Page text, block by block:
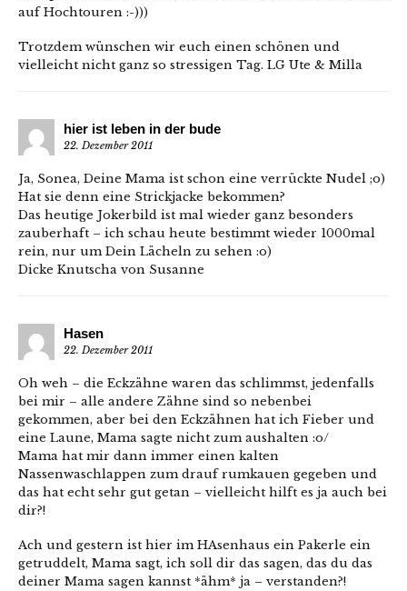
auf Hochtouren :-)))
Trotzdem wünschen wir euch einen schönen und
vielleicht nicht ganz so stressigen Tag. LG Ute & Milla
hier ist leben in der bude
22. Dezember 2011
Ja, Sonea, Deine Mama ist schon eine verrückte Nudel ;o)
Hat sie denn eine Strickjacke bekommen?
Das heutige Jokerbild ist mal wieder ganz besonders
zauberhaft – ich schau heute bestimmt wieder 1000mal
rein, nur um Dein Lächeln zu sehen :o)
Dicke Knutscha von Susanne
Hasen
22. Dezember 2011
Oh weh – die Eckzähne waren das schlimmst, jedenfalls
bei mir – alle andere Zähne sind so nebenbei
gekommen, aber bei den Eckzähnen hat ich Fieber und
eine Laune, Mama sagte nicht zum aushalten :o/
Mama hat mir dann immer einen kalten
Nassenwaschlappen zum drauf rumkauen gegeben und
das hat echt sehr gut getan – vielleicht hilft es ja auch bei
dir?!
Ach und gestern ist hier im HAsenhaus ein Pakerle ein
getruddelt, Mama sagt, ich soll dir das sagen, das du das
deiner Mama sagen kannst *ähm* ja – verstanden?!